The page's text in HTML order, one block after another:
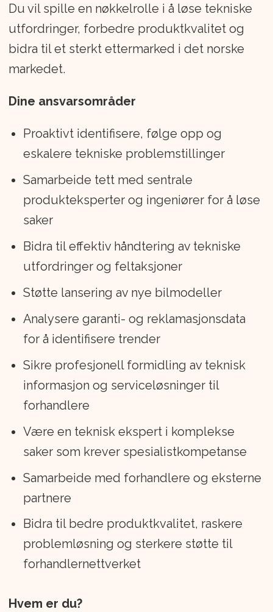
Fornebu, vest for Oslo sentrum.
Vi er i et sterkt partnerskap med våre 48
uavhengige Volvo-forhandlere over hele
Volvo er et av bilbransjens sterkeste
merker, med solid posisjon i Norge.
I 2025 ble det registrert 14.032 nye biler
fra Volvo i Norge, som utgjorde en
Volvo Car Group hadde i 2025 en
omsetning på 357 mrd SEK og leverte
hele verden.
Volvo Cars har vært eid av Zhejiang
Geely Holding siden 2010 og er notert på
Nasdaq Stocholm siden 2021.
Selskapets produktutvikling,
markedsføring og administrasjon styres
hovedsakelig fra hovedkontoret i
Gøteborg i Sverige.
Vi produserer biler i Gøteborg (Sverige),
Gent (Belgia), Charleston (USA),
Chengdu, Daquing og Taizhu (Kina).
Du vil spille en nøkkelrolle i å løse tekniske
utfordringer, forbedre produktkvalitet og
bidra til et sterkt ettermarked i det norske
markedet.
Dine ansvarsområder
Proaktivt identifisere, følge opp og
eskalere tekniske problemstillinger
Samarbeide tett med sentrale
produkteksperter og ingeniører for å løse
saker
Bidra til effektiv håndtering av tekniske
utfordringer og feltaksjoner
Støtte lansering av nye bilmodeller
Analysere garanti- og reklamasjonsdata
for å identifisere trender
Sikre profesjonell formidling av teknisk
informasjon og serviceløsninger til
forhandlere
Være en teknisk ekspert i komplekse
saker som krever spesialistkompetanse
Samarbeide med forhandlere og eksterne
partnere
Bidra til bedre produktkvalitet, raskere
problemløsning og sterkere støtte til
forhandlernettverket
Hvem er du?